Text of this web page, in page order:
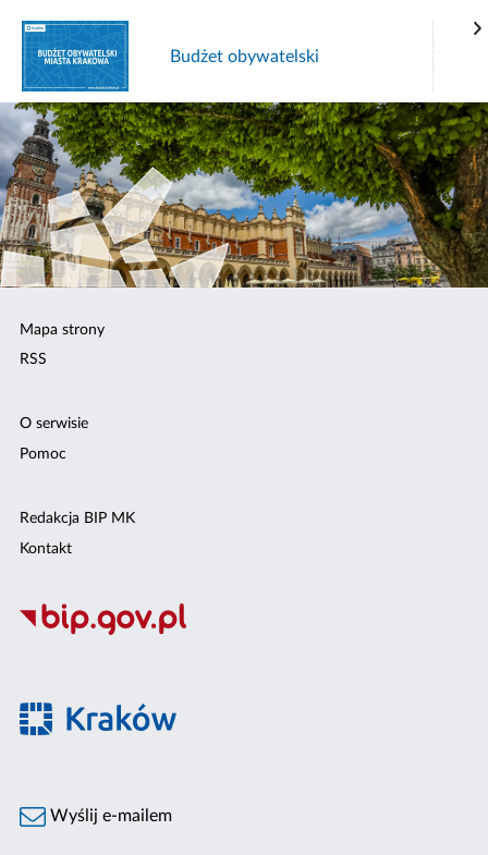
Budżet obywatelski
Mapa strony
RSS
O serwisie
Pomoc
Redakcja BIP MK
Kontakt
Wyślij e-mailem